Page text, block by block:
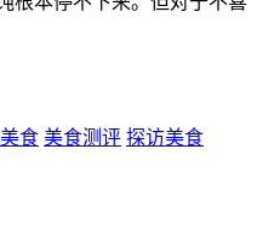
食 美食测评 探访美食